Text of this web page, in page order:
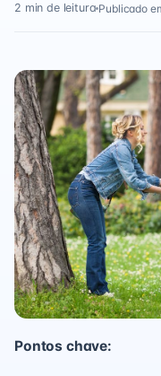
2 min de leitura Publicado
Pontos chave: